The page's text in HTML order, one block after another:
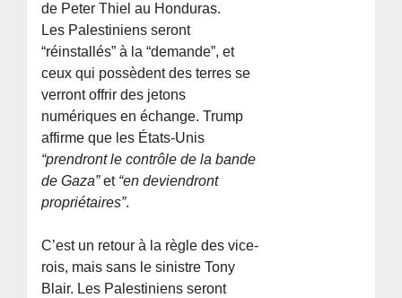
de Peter Thiel au Honduras.
Les Palestiniens seront
“réinstallés” à la “demande”, et
ceux qui possèdent des terres se
verront offrir des jetons
numériques en échange. Trump
affirme que les États-Unis
“prendront le contrôle de la bande
de Gaza”et “en deviendront
propriétaires”.
C’est un retour à la règle des vice-
rois, mais sans le sinistre Tony
Blair. Les Palestiniens seront